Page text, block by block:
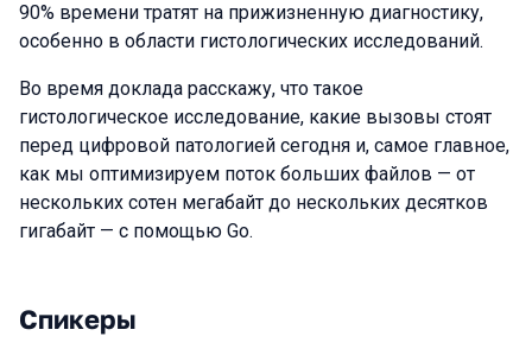
90% времени тратят на прижизненную диагностику,
особенно в области гистологических исследований.
Во время доклада расскажу, что такое
гистологическое исследование, какие вызовы стоят
перед цифровой патологией сегодня и, самое главное,
как мы оптимизируем поток больших файлов — от
нескольких сотен мегабайт до нескольких десятков
гигабайт — с помощью Go.
Спикеры